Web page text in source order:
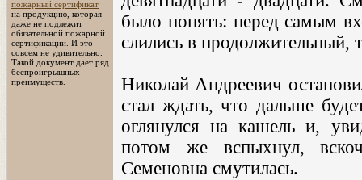
пожарный сертификат
на продукцию, которая
даже не подлежит
обязательной пожарной
сертификации. И это
совсем не удивительно.
Такой документ дает ряд
беспроигрышных
преимуществ.
было понять: перед самым
слились в продолжительный,
Николай Андреевич
стал ждать, что дальше
оглянулся на кашель и,
потом же вспыхнул,
Семеновна смутилась.